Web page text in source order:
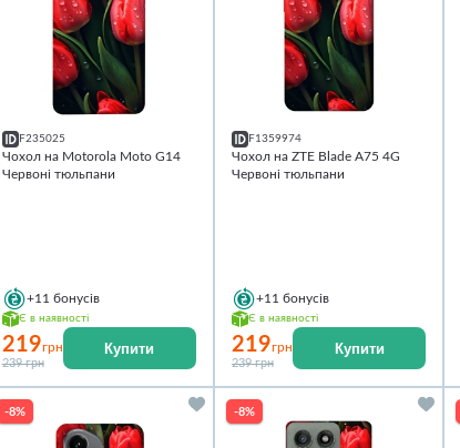
F235025
Чохол на Motorola Moto G14
Червоні тюльпани
+11 бонусів
Є в наявності
219грн
239 грн
Купити
F1359974
Чохол на ZTE Blade A75 4G
Червоні тюльпани
+11 бонусів
Є в наявності
219грн
239 грн
Купити
-8% -8%